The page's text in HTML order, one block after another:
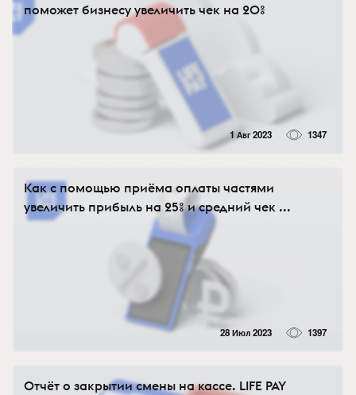
поможет бизнесу увеличить чек на 20%
1 Авг 2023 1347
Как с помощью приёма оплаты частями
увеличить прибыль на 25% и средний чек ...
28 Июл 2023 1397
Отчёт о закрытии смены на кассе. LIFE PAY